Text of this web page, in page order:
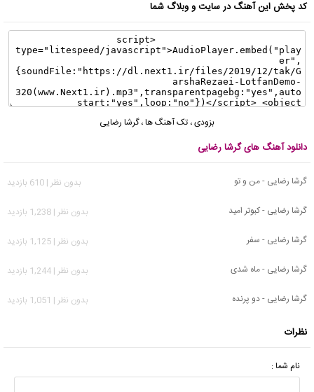
کد پخش این آهنگ در سایت و وبلاگ شما
بزودی، تک آهنگ ها،گرشا رضایی
دانلود آهنگ های گرشا رضایی
گرشا رضایی - من و تو
بدون نظر | 610 بازدید
گرشا رضایی - کبوتر امید
بدون نظر | 1,238 بازدید
گرشا رضایی - سفر
بدون نظر | 1,125 بازدید
گرشا رضایی - ماه شدی
بدون نظر | 1,244 بازدید
گرشا رضایی - دو پرنده
بدون نظر | 1,051 بازدید
نظرات
نام شما :